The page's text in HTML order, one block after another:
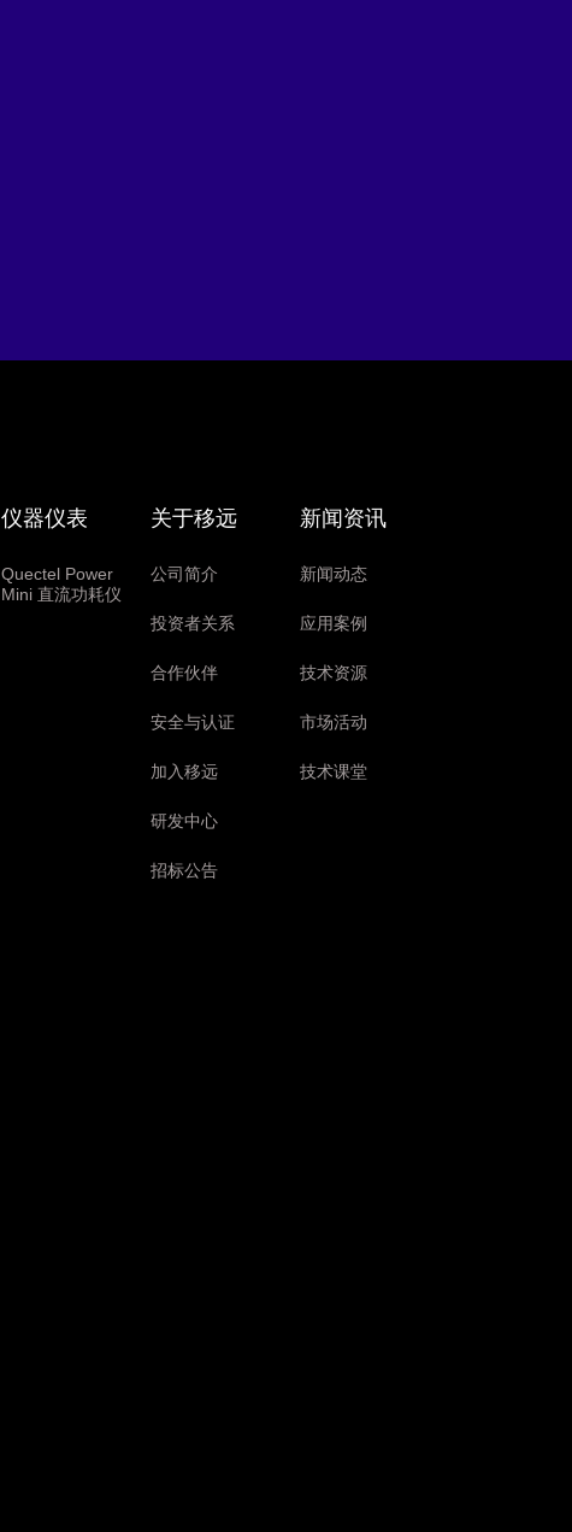
仪器仪表
Quectel Power
Mini 直流功耗仪
关于移远
公司简介
投资者关系
合作伙伴
安全与认证
加入移远
研发中心
招标公告
新闻资讯
新闻动态
应用案例
技术资源
市场活动
技术课堂